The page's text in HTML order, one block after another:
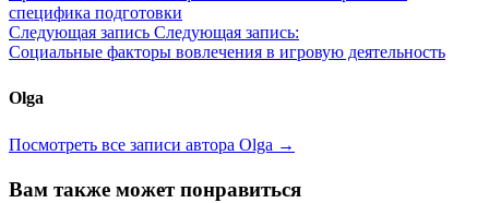
специфика подготовки
Следующая запись Следующая запись:
Социальные факторы вовлечения в игровую деятельность
Olga
Посмотреть все записи автора Olga →
Вам также может понравиться